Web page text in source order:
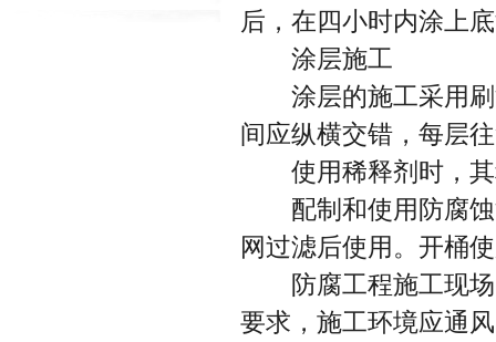
后，在四小时内涂上
涂层施工
涂层的施工采用刷
间应纵横交错，每层
使用稀释剂时，其
配制和使用防腐蚀
网过滤后使用。开桶
防腐工程施工现场
要求，施工环境应通